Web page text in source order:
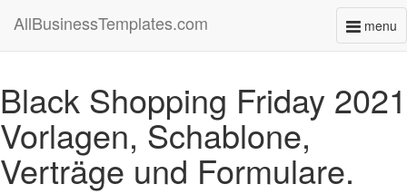
menu
AllBusinessTemplates.com
Black Shopping Friday 2021
Vorlagen, Schablone,
Verträge und Formulare.